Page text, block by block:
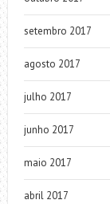
setembro 2017
agosto 2017
julho 2017
junho 2017
maio 2017
abril 2017